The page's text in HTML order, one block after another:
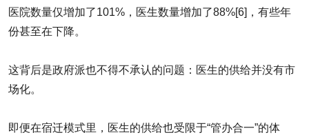
医院数量仅增加了101%，医生数量增加了88%[6]，有些年
份甚至在下降。
这背后是政府派也不得不承认的问题：医生的供给并没有市
场化。
即便在宿迁模式里，医生的供给也受限于“管办合一”的体